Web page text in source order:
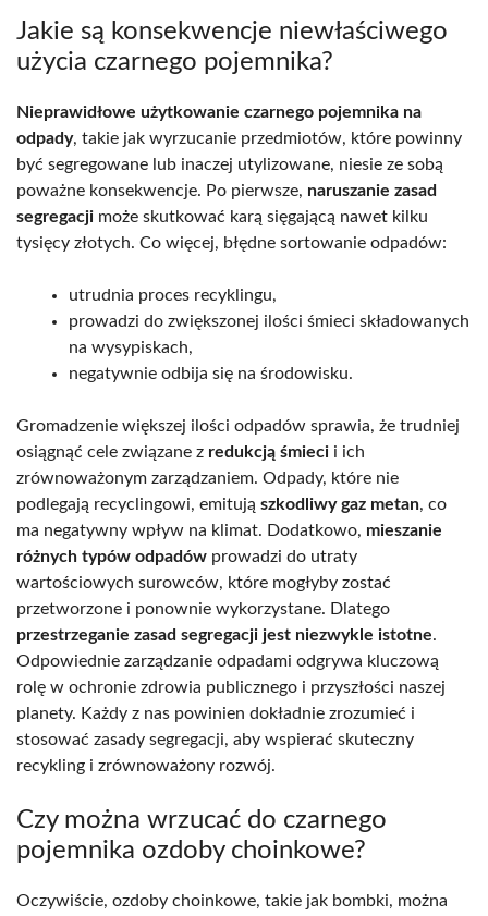
Jakie są konsekwencje niewłaściwego
użycia czarnego pojemnika?
Nieprawidłowe użytkowanie czarnego pojemnika na
odpady, takie jak wyrzucanie przedmiotów, które powinny
być segregowane lub inaczej utylizowane, niesie ze sobą
poważne konsekwencje. Po pierwsze, naruszanie zasad
segregacji może skutkować karą sięgającą nawet kilku
tysięcy złotych. Co więcej, błędne sortowanie odpadów:
utrudnia proces recyklingu,
prowadzi do zwiększonej ilości śmieci składowanych
na wysypiskach,
negatywnie odbija się na środowisku.
Gromadzenie większej ilości odpadów sprawia, że trudniej
osiągnąć cele związane z redukcją śmieci i ich
zrównoważonym zarządzaniem. Odpady, które nie
podlegają recyclingowi, emitują szkodliwy gaz metan, co
ma negatywny wpływ na klimat. Dodatkowo, mieszanie
różnych typów odpadów prowadzi do utraty
wartościowych surowców, które mogłyby zostać
przetworzone i ponownie wykorzystane. Dlatego
przestrzeganie zasad segregacji jest niezwykle istotne.
Odpowiednie zarządzanie odpadami odgrywa kluczową
rolę w ochronie zdrowia publicznego i przyszłości naszej
planety. Każdy z nas powinien dokładnie zrozumieć i
stosować zasady segregacji, aby wspierać skuteczny
recykling i zrównoważony rozwój.
Czy można wrzucać do czarnego
pojemnika ozdoby choinkowe?
Oczywiście, ozdoby choinkowe, takie jak bombki, można